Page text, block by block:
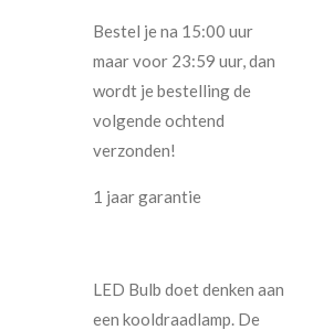
Bestel je na 15:00 uur
maar voor 23:59 uur, dan
wordt je bestelling de
volgende ochtend
verzonden!
1 jaar garantie
LED Bulb doet denken aan
een kooldraadlamp. De